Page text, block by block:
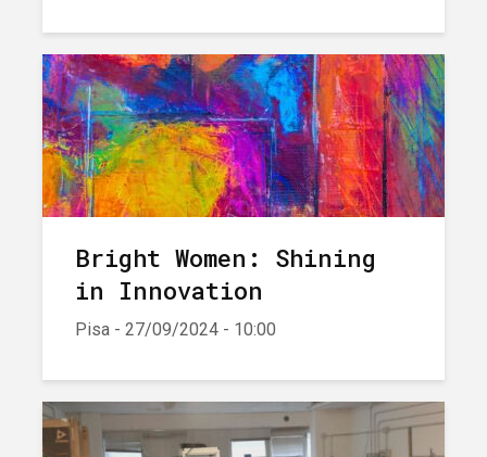
Bright Women: Shining
in Innovation
Pisa - 27/09/2024 - 10:00